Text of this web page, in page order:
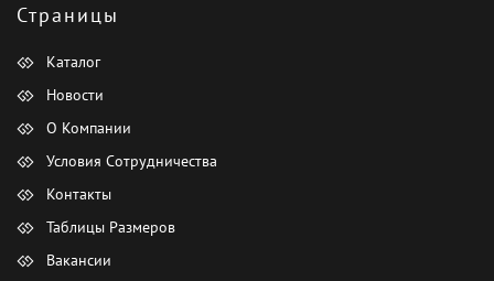
Страницы
Каталог
Новости
О Компании
Условия Сотрудничества
Контакты
Таблицы Размеров
Вакансии